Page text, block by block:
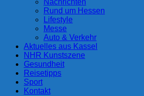
Nachrichten
Rund um Hessen
Lifestyle
Messe
Auto & Verkehr
Aktuelles aus Kassel
NHR Kunstszene
Gesundheit
Reisetipps
Sport
Kontakt